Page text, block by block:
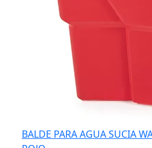
BALDE PARA AGUA SUCIA